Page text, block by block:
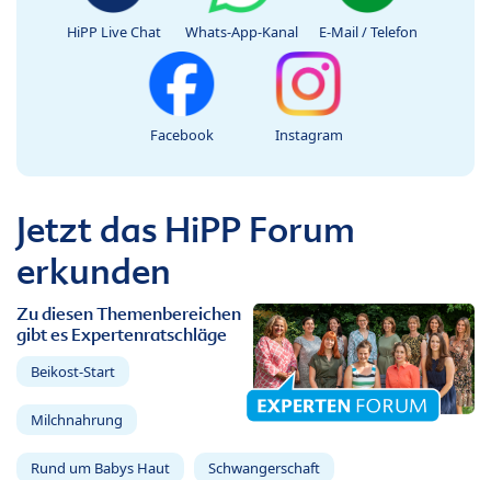
HiPP Live Chat Whats-App-Kanal E-Mail / Telefon
Facebook Instagram
Jetzt das HiPP Forum
erkunden
Zu diesen Themenbereichen
gibt es Expertenratschläge
Beikost-Start
Milchnahrung
Rund um Babys Haut Schwangerschaft